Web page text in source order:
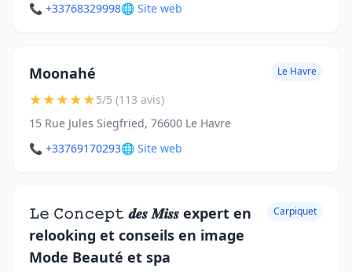
📞 +33768329998🌐 Site web
Moonahé Le Havre
★★★★★5/5 (113 avis)
15 Rue Jules Siegfried, 76600 Le Havre
📞 +33769170293🌐 Site web
𝙻𝚎 𝙲𝚘𝚗𝚌𝚎𝚙𝚝 𝒅𝒆𝒔 𝑴𝒊𝒔𝒔 expert en
relooking et conseils en image
Mode Beauté et spa
Carpiquet